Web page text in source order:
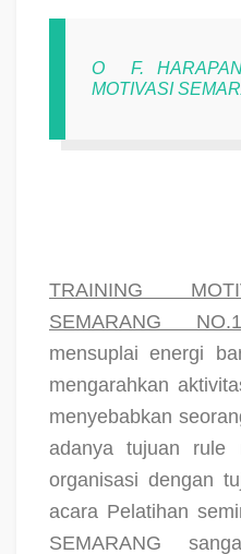
O
F.
MOTIVASI
TRAINING
SEMARANG NO.1
mensuplai energi
mengarahkan
menyebabkan
adanya tujuan rule
organisasi dengan
acara Pelatihan
SEMARANG